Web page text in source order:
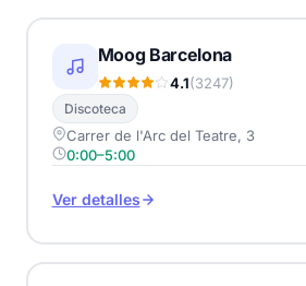
Moog Barcelona
4.1(3247)
Discoteca
Carrer de l'Arc del Teatre, 3
0:00–5:00
Ver detalles